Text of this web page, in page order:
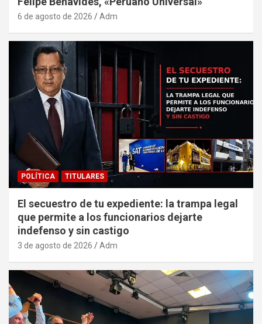
6 de agosto de 2026 Adm
POLÍTICA TITULARES
El secuestro de tu expediente: la trampa legal
que permite a los funcionarios dejarte
indefenso y sin castigo
3 de agosto de 2026 Adm